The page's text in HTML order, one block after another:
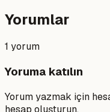
Yorumlar
1 yorum
Yoruma katılın
Yorum yazmak için
hesap oluşturun.